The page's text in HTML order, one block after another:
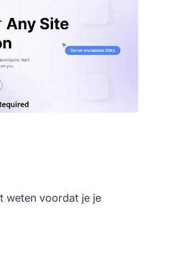
weten voordat je je